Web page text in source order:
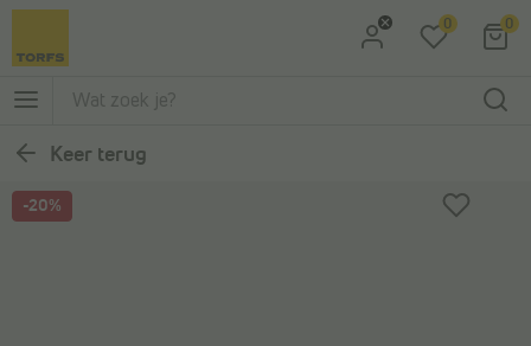
Ga naar Hoofdmenu
0 0
Keer terug
-20%